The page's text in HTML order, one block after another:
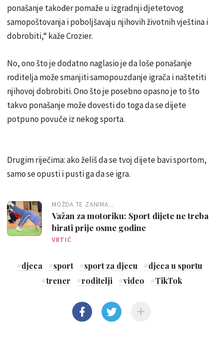
ponašanje također pomaže u izgradnji djetetovog
samopoštovanja i poboljšavaju njihovih životnih vještina i
dobrobiti,“ kaže Crozier.
No, ono što je dodatno naglasio je da loše ponašanje
roditelja može smanjiti samopouzdanje igrača i naštetiti
njihovoj dobrobiti. Ono što je posebno opasno je to što
takvo ponašanje može dovesti do toga da se dijete
potpuno povuče iz nekog sporta.
Drugim riječima: ako želiš da se tvoj dijete bavi sportom,
samo se opusti i pusti ga da se igra.
MOŽDA TE ZANIMA...
Važan za motoriku: Sport dijete ne treba
birati prije osme godine
VRTIĆ
#djeca #sport #sport za djecu #djeca u sportu
#trener #roditelji #video #TikTok